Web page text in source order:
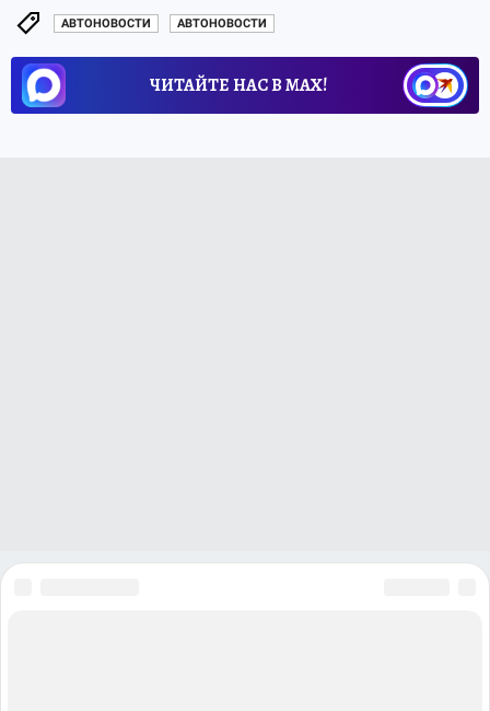
АВТОНОВОСТИ АВТОНОВОСТИ
ЧИТАЙТЕ НАС В МАХ!